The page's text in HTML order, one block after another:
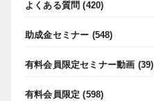
よくある質問 (420)
助成金セミナー (548)
有料会員限定セミナー動画 (39)
有料会員限定 (598)